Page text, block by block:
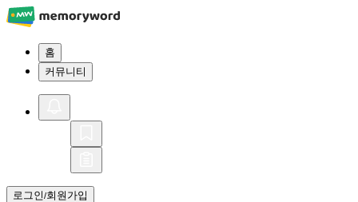
홈
커뮤니티
로그인/회원가입